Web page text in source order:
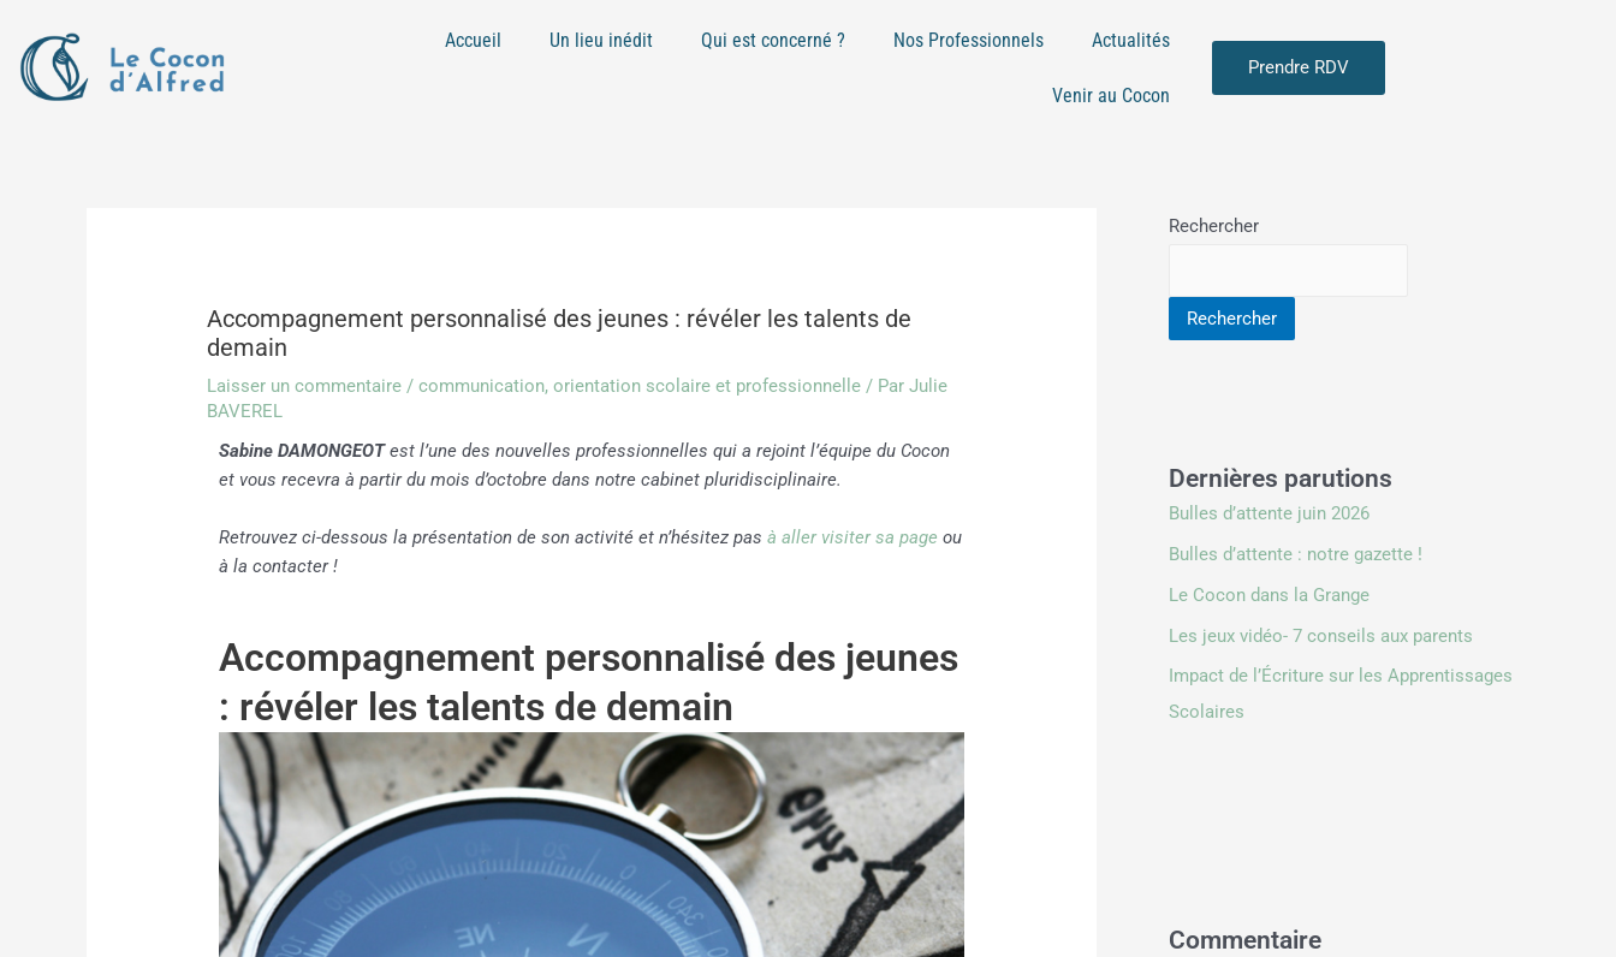
contenu
Accueil Un lieu inédit Qui est concerné ? Nos Professionnels Actualités
Venir au Cocon
Prendre RDV
Accompagnement personnalisé des jeunes : révéler les talents de
demain
Laisser un commentaire /communication,orientation scolaire et professionnelle / ParJulie
BAVEREL
Sabine DAMONGEOTest l’une des nouvelles professionnelles qui a rejoint l’équipe du Cocon
et vous recevra à partir du mois d’octobre dans notre cabinet pluridisciplinaire.
Retrouvez ci-dessous la présentation de son activité et n’hésitez pasà aller visiter sa page ou
à la contacter !
Accompagnement personnalisé des jeunes
: révéler les talents de demain
des
articles
Rechercher
Rechercher
Dernières parutions
Bulles d’attente juin 2026
Bulles d’attente : notre gazette !
Le Cocon dans la Grange
Les jeux vidéo- 7 conseils aux parents
Impact de l’Écriture sur les Apprentissages
Scolaires
Commentaire